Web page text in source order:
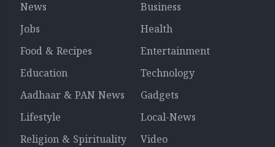
News
Business
Jobs
Health
Food & Recipes
Entertainment
Education
Technology
Aadhaar & PAN News
Gadgets
Lifestyle
Local-News
Religion & Spirituality
Video